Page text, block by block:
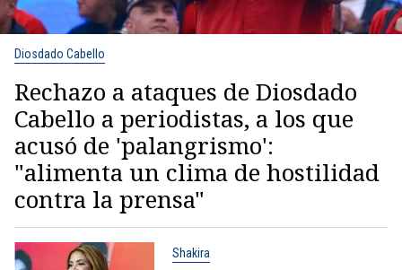
Diosdado Cabello
Rechazo a ataques de Diosdado
Cabello a periodistas, a los que
acusó de 'palangrismo':
"alimenta un clima de hostilidad
contra la prensa"
Shakira